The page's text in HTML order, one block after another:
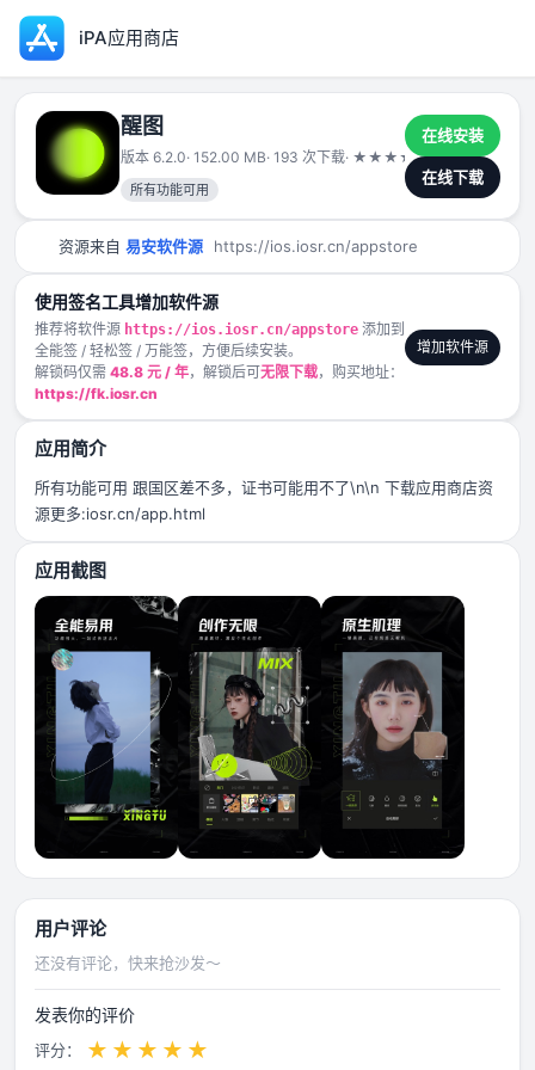
iPA应用商店
醒图
版本 6.2.0· 152.00 MB· 193 次下载· ★ ★ ★ ★★
2025-06-07
所有功能可用
在线安装
在线下载
资源来自 易安软件源 https://ios.iosr.cn/appstore
使用签名工具增加软件源
推荐将软件源 https://ios.iosr.cn/appstore 添加到
全能签 / 轻松签 / 万能签，方便后续安装。
解锁码仅需 48.8 元 / 年，解锁后可无限下载，购买地址：
https://fk.iosr.cn
增加软件源
应用简介
所有功能可用 跟国区差不多，证书可能用不了\n\n 下载应用商店资
源更多:iosr.cn/app.html
应用截图
用户评论
还没有评论，快来抢沙发～
发表你的评价
评分： ★ ★ ★ ★ ★